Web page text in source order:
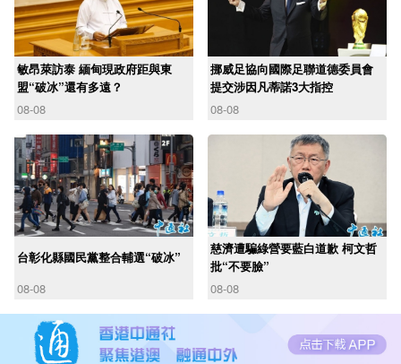
敏昂萊訪泰 緬甸現政府距與東
盟“破冰”還有多遠？
08-08
挪威足協向國際足聯道德委員會
提交涉因凡蒂諾3大指控
08-08
台彰化縣國民黨整合輔選“破冰”
08-08
慈濟遭騙綠營要藍白道歉 柯文哲
批“不要臉”
08-08